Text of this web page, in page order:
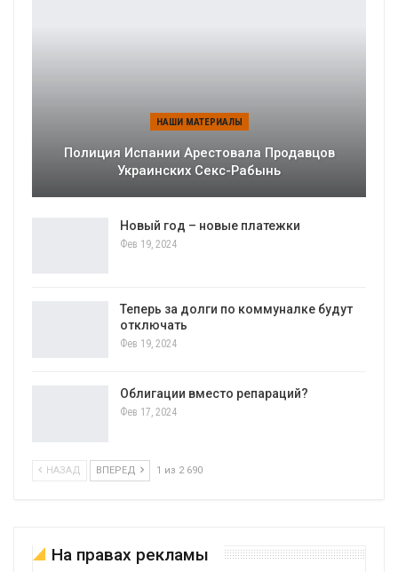
НАШИ МАТЕРИАЛЫ
Полиция Испании Арестовала Продавцов
Украинских Секс-Рабынь
Новый год – новые платежки
Фев 19, 2024
Теперь за долги по коммуналке будут
отключать
Фев 19, 2024
Облигации вместо репараций?
Фев 17, 2024
НАЗАД ВПЕРЕД 1 из 2 690
На правах рекламы